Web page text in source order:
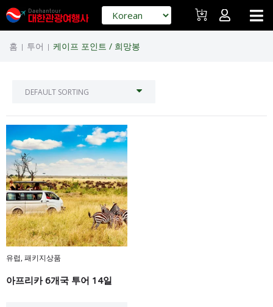
홈 | 투어 | 케이프 포인트 / 희망봉
유럽,패키지상품
아프리카 6개국 투어 14일